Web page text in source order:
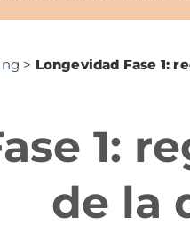
> Longevidad Fase 1:
1:
de la